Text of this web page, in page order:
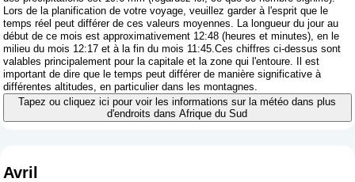
Lors de la planification de votre voyage, veuillez garder à l'esprit que le
temps réel peut différer de ces valeurs moyennes. La longueur du jour au
début de ce mois est approximativement 12:48 (heures et minutes), en le
milieu du mois 12:17 et à la fin du mois 11:45.Ces chiffres ci-dessus sont
valables principalement pour la capitale et la zone qui l'entoure. Il est
important de dire que le temps peut différer de manière significative à
différentes altitudes, en particulier dans les montagnes.
Tapez ou cliquez ici pour voir les informations sur la météo dans plus
d'endroits dans Afrique du Sud
Avril